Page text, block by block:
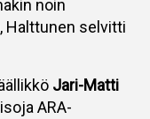
noin
Halttunen selvitti
Jari-Matti
ARA-